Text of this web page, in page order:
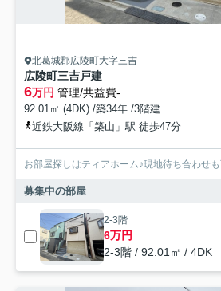
北葛城郡広陵町大字三吉
広陵町三吉戸建
6万円 管理/共益費-
92.01㎡ (4DK) /築34年 /3階建
近鉄大阪線「築山」駅 徒歩47分
お部屋探しはティアホーム♪現地待ち合わせも
募集中の部屋
2-3階
6万円
2-3階 / 92.01㎡ / 4DK